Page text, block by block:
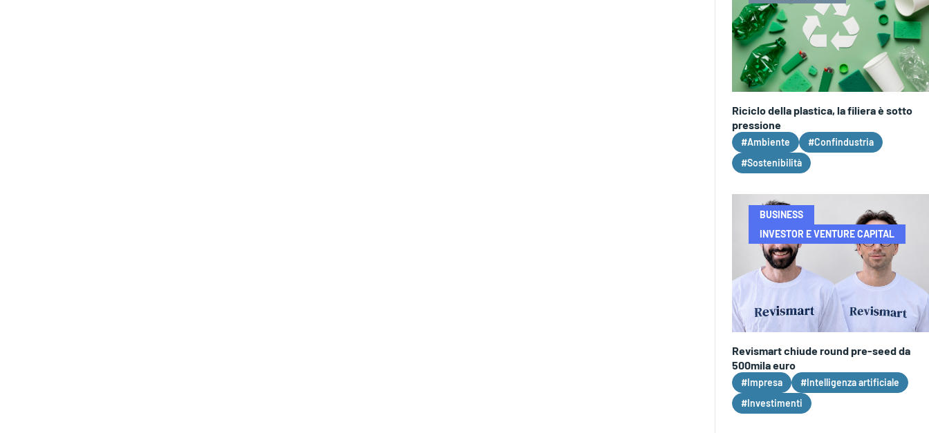
Riciclo della plastica, la filiera è sotto
pressione
#Ambiente
#Confindustria
#Sostenibilità
BUSINESS
INVESTOR E VENTURE CAPITAL
Revismart chiude round pre-seed da
500mila euro
#Impresa
#Intelligenza artificiale
#Investimenti